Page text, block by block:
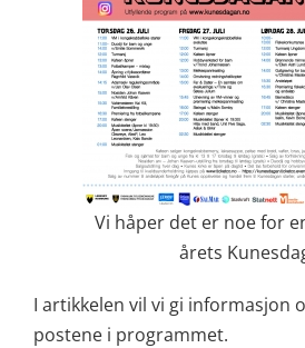
Vi håper det er noe for
årets
I artikkelen vil vi gi informasjon
postene i programmet.